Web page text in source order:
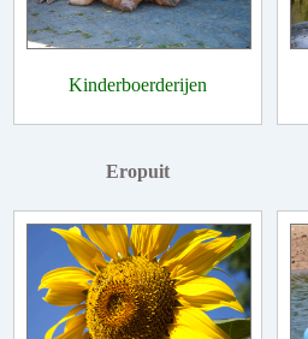
Kinderboerderijen
Eropuit